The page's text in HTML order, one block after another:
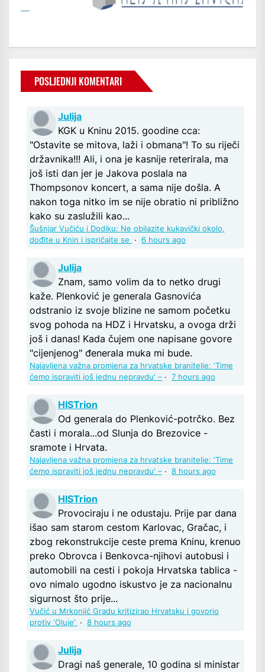
POSLJEDNJI KOMENTARI
Julija
KGK u Kninu 2015. goodine cca:
"Ostavite se mitova, laži i obmana"! To su riječi
državnika!!! Ali, i ona je kasnije reterirala, ma
još isti dan jer je Jakova poslala na
Thompsonov koncert, a sama nije došla. A
nakon toga nitko im se nije obratio ni približno
kako su zaslužili kao...
Šušnjar Vučiću i Dodiku: Ne obilazite kukavički okolo,
dođite u Knin i ispričajte se
· 6 hours ago
Julija
Znam, samo volim da to netko drugi
kaže. Plenković je generala Gasnovića
odstranio iz svoje blizine ne samom početku
svog pohoda na HDZ i Hrvatsku, a ovoga drži
još i danas! Kada čujem one napisane govore
"cijenjenog" đenerala muka mi bude.
Najavljena važna promjena za hrvatske branitelje: 'Time
ćemo ispraviti još jednu nepravdu' – · 7 hours ago
HISTrion
Od generala do Plenković-potrčko. Bez
časti i morala...od Slunja do Brezovice -
sramote i Hrvata.
Najavljena važna promjena za hrvatske branitelje: 'Time
ćemo ispraviti još jednu nepravdu' – · 8 hours ago
HISTrion
Provociraju i ne odustaju. Prije par dana
išao sam starom cestom Karlovac, Gračac, i
zbog rekonstrukcije ceste prema Kninu, krenuo
preko Obrovca i Benkovca-njihovi autobusi i
automobili na cesti i pokoja Hrvatska tablica -
ovo nimalo ugodno iskustvo je za nacionalnu
sigurnost što prije...
Vučić u Mrkonjić Gradu kritizirao Hrvatsku i govorio
protiv ‘Oluje’ · 8 hours ago
Julija
Dragi naš generale, 10 godina si ministar